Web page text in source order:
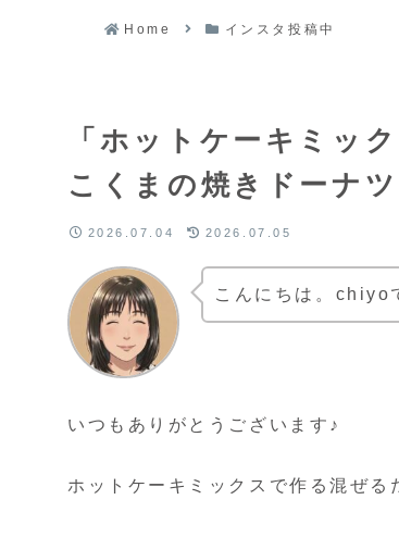
Home インスタ投稿中
「ホットケーキミッ
こくまの焼きドーナ
2026.07.04 2026.07.05
こんにちは。chiyo
いつもありがとうございます♪
ホットケーキミックスで作る混ぜる